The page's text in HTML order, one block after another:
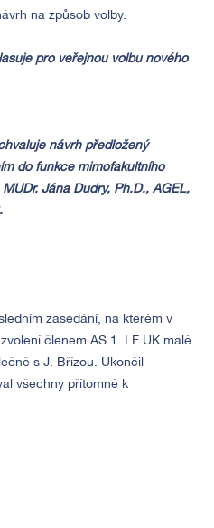
na způsob volby.
pro veřejnou volbu nového
návrh předložený
do funkce mimofakultního
Jána Dudry, Ph.D., AGEL,
zasedání, na kterém v
členem AS 1. LF UK malé
s J. Břízou. Ukončil
všechny přítomné k